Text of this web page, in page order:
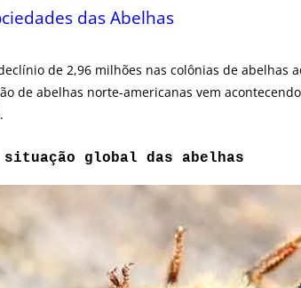
das Abelhas
de 2,96 milhões nas colônias de abelhas
de abelhas norte-americanas vem
global das abelhas